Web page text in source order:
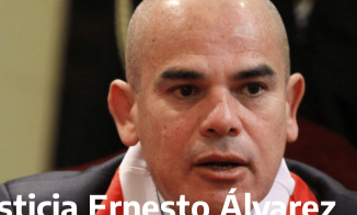
Ernesto Álvarez